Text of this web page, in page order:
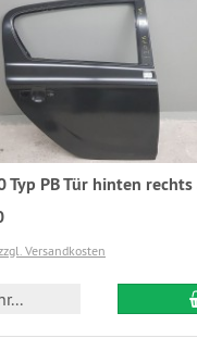
Typ PB Tür hinten rechts
Versandkosten